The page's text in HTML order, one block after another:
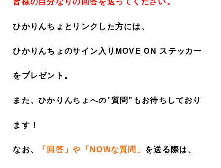
皆様の自分なりの回答を送ってください。
ひかりんちょとリンクした方には、
ひかりんちょのサイン入りMOVE ON ステッカー
をプレゼント。
また、ひかりんちょへの”質問”もお待ちしており
ます！
なお、 「回答」や「NOWな質問」 を送る際は、